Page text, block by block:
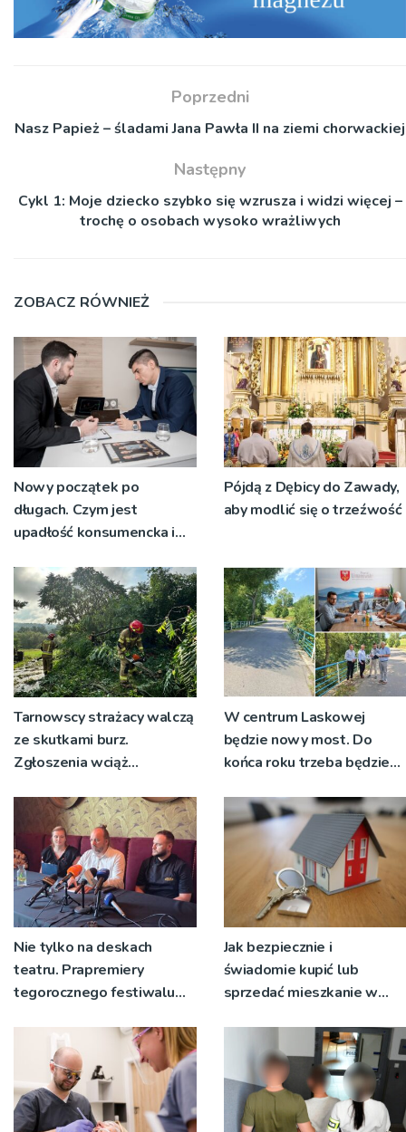
Poprzedni
Nasz Papież – śladami Jana Pawła II na ziemi chorwackiej
Następny
Cykl 1: Moje dziecko szybko się wzrusza i widzi więcej –
trochę o osobach wysoko wrażliwych
ZOBACZ RÓWNIEŻ
Nowy początek po
długach. Czym jest
upadłość konsumencka i
rozsądnym wyjściem?
Pójdą z Dębicy do Zawady,
aby modlić się o trzeźwość
Tarnowscy strażacy walczą
ze skutkami burz.
Zgłoszenia wciąż
W centrum Laskowej
będzie nowy most. Do
końca roku trzeba będzie
Nie tylko na deskach
teatru. Prapremiery
tegorocznego festiwalu
niecodziennych
okolicznościach
Jak bezpiecznie i
świadomie kupić lub
sprzedać mieszkanie w